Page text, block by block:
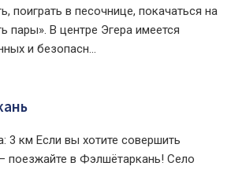
поиграть в песочнице, покачаться на
пары». В центре Эгера имеется
и безопасн...
3 км Если вы хотите совершить
поезжайте в Фэлшётаркань! Село